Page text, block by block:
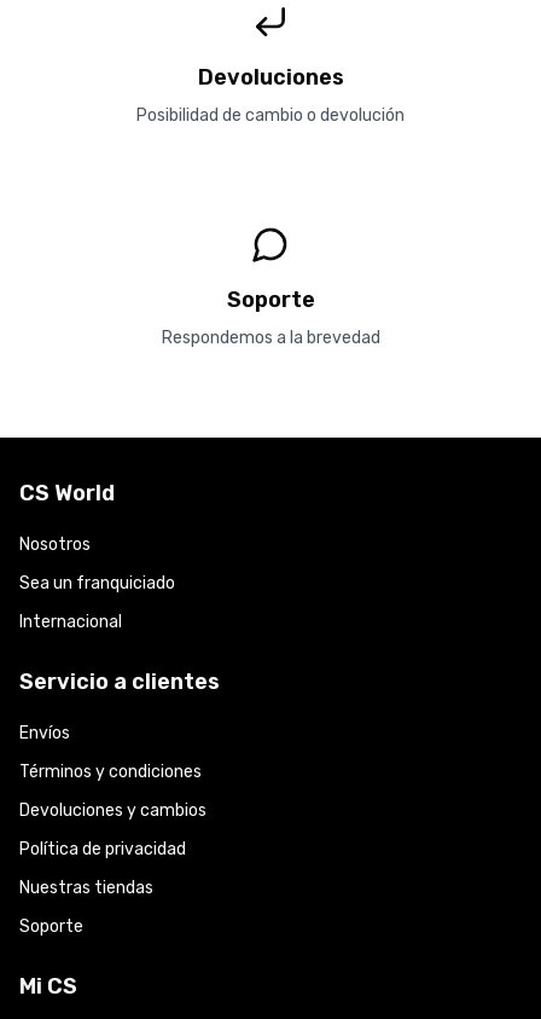
Devoluciones
Posibilidad de cambio o devolución
Soporte
Respondemos a la brevedad
CS World
Nosotros
Sea un franquiciado
Internacional
Servicio a clientes
Envíos
Términos y condiciones
Devoluciones y cambios
Política de privacidad
Nuestras tiendas
Soporte
Mi CS